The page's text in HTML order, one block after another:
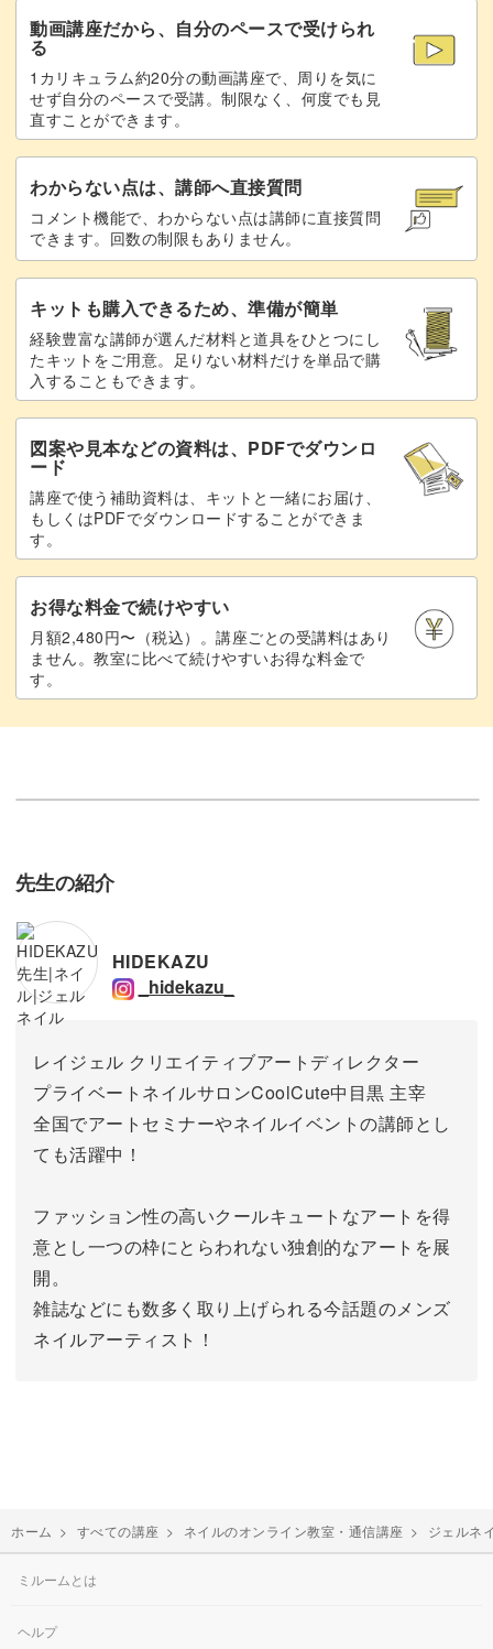
動画講座だから、自分のペースで受けられ
る
1カリキュラム約20分の動画講座で、周りを気に
せず自分のペースで受講。制限なく、何度でも見
直すことができます。
わからない点は、講師へ直接質問
コメント機能で、わからない点は講師に直接質問
できます。回数の制限もありません。
キットも購入できるため、準備が簡単
経験豊富な講師が選んだ材料と道具をひとつにし
たキットをご用意。足りない材料だけを単品で購
入することもできます。
図案や見本などの資料は、PDFでダウンロ
ード
講座で使う補助資料は、キットと一緒にお届け、
もしくはPDFでダウンロードすることができま
す。
お得な料金で続けやすい
月額2,480円〜（税込）。講座ごとの受講料はあり
ません。教室に比べて続けやすいお得な料金で
す。
先生の紹介
HIDEKAZU
_hidekazu_
レイジェル クリエイティブアートディレクター
プライベートネイルサロンCoolCute中目黒 主宰
全国でアートセミナーやネイルイベントの講師とし
ても活躍中！
ファッション性の高いクールキュートなアートを得
意とし一つの枠にとらわれない独創的なアートを展
開。
雑誌などにも数多く取り上げられる今話題のメンズ
ネイルアーティスト！
ホーム > すべての講座 > ネイルのオンライン教室・通信講座 > ジェルネ
ミルームとは
ヘルプ